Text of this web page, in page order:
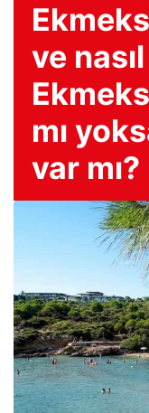
ve
mı
var mı?